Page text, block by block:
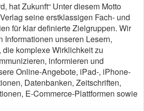
hat Zukunft“ Unter diesem Motto
seine erstklassigen Fach- und
für klar definierte Zielgruppen. Wir
Informationen unseren Lesern,
komplexe Wirklichkeit zu
informieren und
Online-Angebote, iPad-, iPhone-
Datenbanken, Zeitschriften,
E-Commerce-Plattformen sowie